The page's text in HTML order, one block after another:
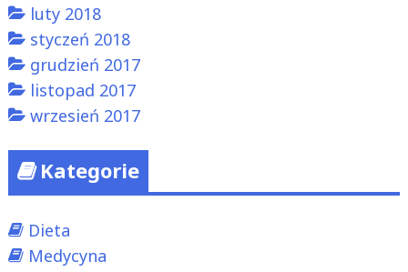
luty 2018
styczeń 2018
grudzień 2017
listopad 2017
wrzesień 2017
Kategorie
Dieta
Medycyna